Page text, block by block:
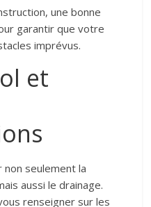
une bonne
garantir que votre
imprévus.
et
seulement la
aussi le drainage.
renseigner sur les